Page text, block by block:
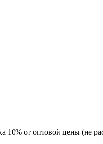
10% от оптовой цены (не